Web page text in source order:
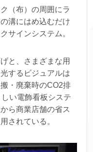
（布）の周囲にラ
溝にはめ込むだけ
サインシステム。
と、さまざまな用
するビジュアルは
・廃棄時のCO2排
い電飾看板システ
ら商業店舗の省ス
されている。